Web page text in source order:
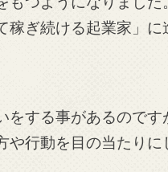
稼ぎ続ける起業家」に
をする事があるので
行動を目の当たりに